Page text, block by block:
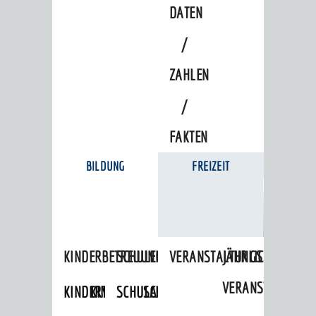
DATEN
/
ZAHLEN
/
FAKTEN
BILDUNG
KINDERBETREUUNG
KINDERTAGESPFLEGE
KINDERKRIPPEN
SCHULEN
SCHULARTEN
SCHULVERWALTUNG
FREIZEIT
VERANSTALTUNGSKALENDER
JÄHRLICHE